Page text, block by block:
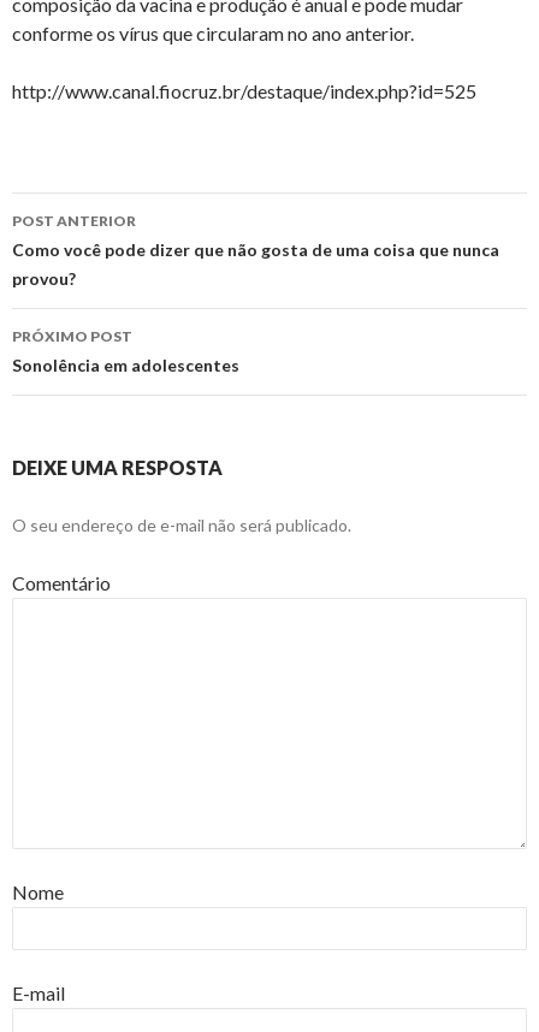
conforme os vírus que circularam no ano anterior.
http://www.canal.fiocruz.br/destaque/index.php?id=525
Navegação
de
posts
POST ANTERIOR
Como você pode dizer que não gosta de uma coisa que nunca
provou?
PRÓXIMO POST
Sonolência em adolescentes
DEIXE UMA RESPOSTA
O seu endereço de e-mail não será publicado.
Comentário
Nome
E-mail